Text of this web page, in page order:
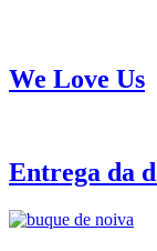
We Love Us
Entrega da